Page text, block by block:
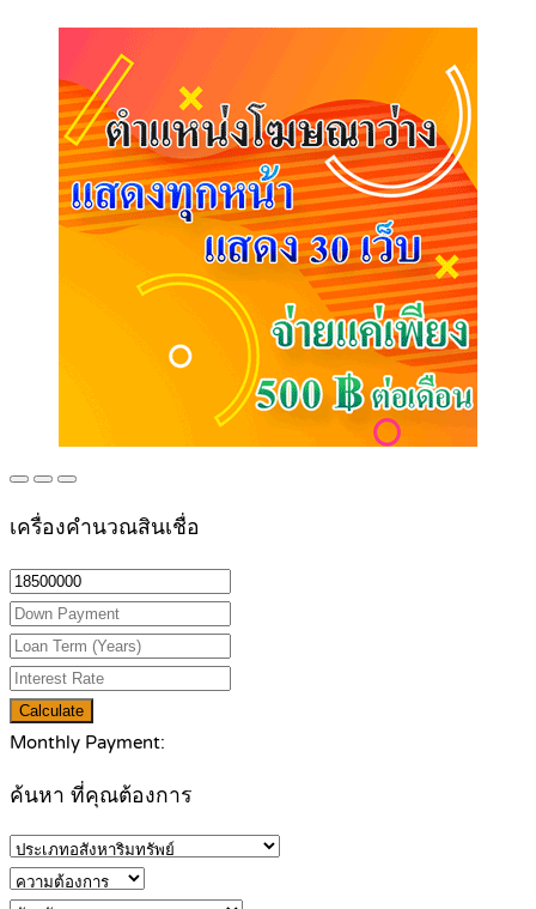
เครื่องคำนวณสินเชื่อ
Calculate
Monthly Payment:
ค้นหา ที่คุณต้องการ